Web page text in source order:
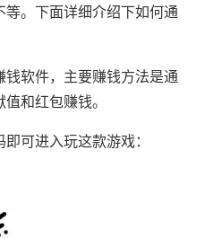
。下面详细介绍下如何通
软件，主要赚钱方法是通
和红包赚钱。
可进入玩这款游戏：